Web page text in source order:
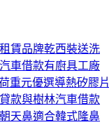
賃品牌乾西裝送洗
車借款有廚具工廠
重元優選導熱矽膠片
款與樹林汽車借款
天鼻適合韓式隆鼻